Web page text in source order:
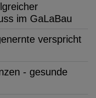
im GaLaBau
verspricht
- gesunde